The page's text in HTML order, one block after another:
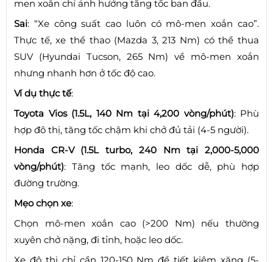
men xoắn chỉ ảnh hưởng tăng tốc ban đầu.
Sai: “Xe công suất cao luôn có mô-men xoắn cao”.
Thực tế, xe thể thao (Mazda 3, 213 Nm) có thể thua
SUV (Hyundai Tucson, 265 Nm) về mô-men xoắn
nhưng nhanh hơn ở tốc độ cao.
Ví dụ thực tế:
Toyota Vios (1.5L, 140 Nm tại 4,200 vòng/phút): Phù
hợp đô thị, tăng tốc chậm khi chở đủ tải (4-5 người).
Honda CR-V (1.5L turbo, 240 Nm tại 2,000-5,000
vòng/phút): Tăng tốc mạnh, leo dốc dễ, phù hợp
đường trường.
Mẹo chọn xe:
Chọn mô-men xoắn cao (>200 Nm) nếu thường
xuyên chở nặng, đi tỉnh, hoặc leo dốc.
Xe đô thị chỉ cần 120-150 Nm để tiết kiệm xăng (5-